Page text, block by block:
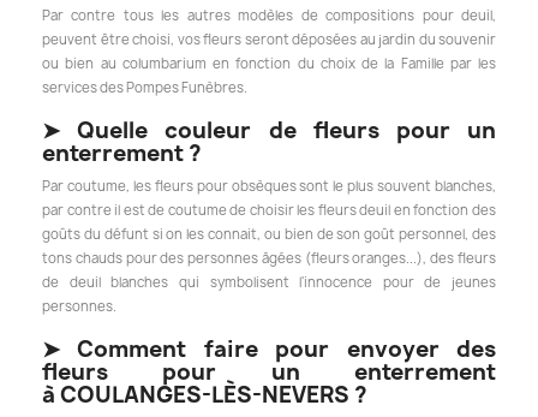
Par contre tous les autres modèles de compositions pour deuil,
peuvent être choisi, vos fleurs seront déposées au jardin du souvenir
ou bien au columbarium en fonction du choix de la Famille par les
services des Pompes Funèbres.
➤Quelle couleur de fleurs pour un
enterrement ?
Par coutume, les fleurs pour obsèques sont le plus souvent blanches,
par contre il est de coutume de choisir les fleurs deuil en fonction des
goûts du défunt si on les connait, ou bien de son goût personnel, des
tons chauds pour des personnes âgées(fleurs oranges...), des fleurs
de deuil blanches qui symbolisent l'innocence pour de jeunes
personnes.
➤Comment faire pour envoyer des
fleurs pour un enterrement
à COULANGES-LÈS-NEVERS ?